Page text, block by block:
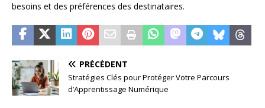
besoins et des préférences des destinataires.
PRÉCÉDENT
Stratégies Clés pour Protéger Votre Parcours
d’Apprentissage Numérique